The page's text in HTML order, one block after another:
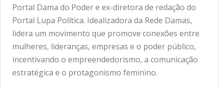
Portal Dama do Poder e ex-diretora de redação do
Portal Lupa Política. Idealizadora da Rede Damas,
lidera um movimento que promove conexões entre
mulheres, lideranças, empresas e o poder público,
incentivando o empreendedorismo, a comunicação
estratégica e o protagonismo feminino.